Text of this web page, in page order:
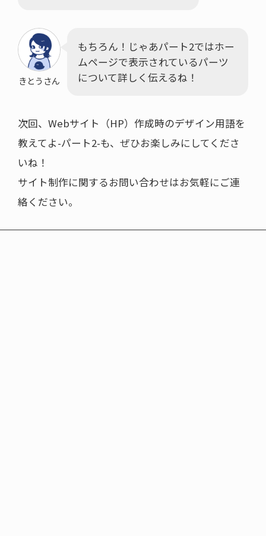
きとうさん
もちろん！じゃあパート2ではホー
ムページで表示されているパーツ
について詳しく伝えるね！
次回、Webサイト（HP）作成時のデザイン用語を
教えてよ-パート2-も、ぜひお楽しみにしてくださ
いね！
サイト制作に関するお問い合わせはお気軽にご連
絡ください。